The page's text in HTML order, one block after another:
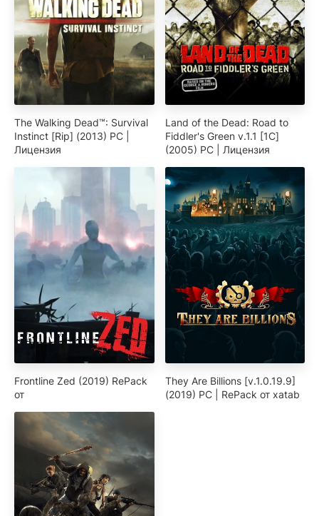
The Walking Dead™: Survival
Instinct [Rip] (2013) PC |
Лицензия
Land of the Dead: Road to
Fiddler's Green v.1.1 [1С]
(2005) PC | Лицензия
Frontline Zed (2019) RePack
от
They Are Billions [v.1.0.19.9]
(2019) PC | RePack от xatab